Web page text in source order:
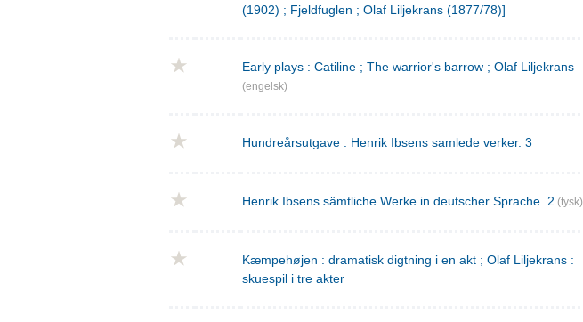
(1902) ; Fjeldfuglen ; Olaf Liljekrans (1877/78)]
Early plays : Catiline ; The warrior's barrow ; Olaf Liljekrans
(engelsk)
Hundreårsutgave : Henrik Ibsens samlede verker. 3
Henrik Ibsens sämtliche Werke in deutscher Sprache. 2 (tysk)
Kæmpehøjen : dramatisk digtning i en akt ; Olaf Liljekrans :
skuespil i tre akter